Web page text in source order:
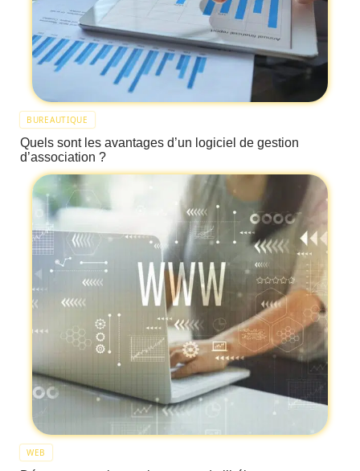
BUREAUTIQUE
Quels sont les avantages d’un logiciel de gestion
d’association ?
WEB